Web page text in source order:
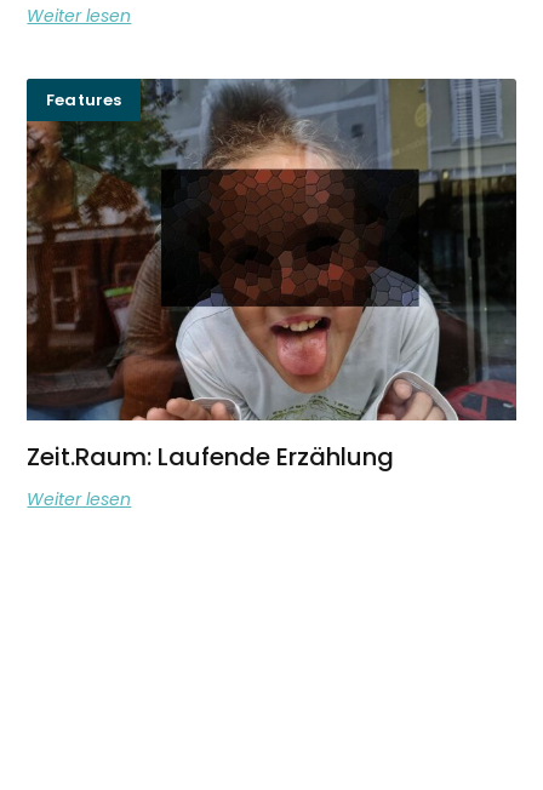
Weiter lesen
Features
Zeit.Raum: Laufende Erzählung
Weiter lesen